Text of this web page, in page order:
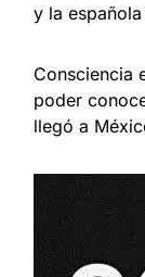
y la
Consciencia
poder
llegó a